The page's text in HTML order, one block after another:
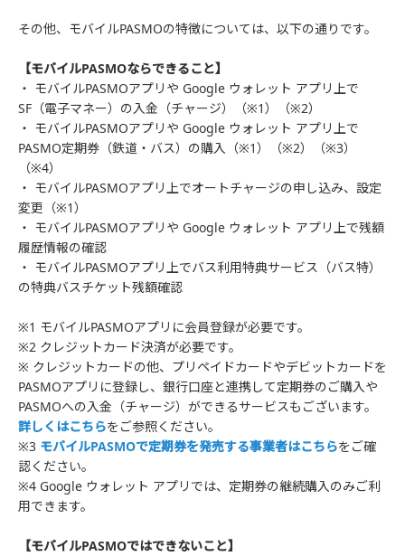
その他、モバイルPASMOの特徴については、以下の通りです。
【モバイルPASMOならできること】
・ モバイルPASMOアプリや Google ウォレット アプリ上で
SF（電子マネー）の入金（チャージ）（※1）（※2）
・ モバイルPASMOアプリや Google ウォレット アプリ上で
PASMO定期券（鉄道・バス）の購入（※1）（※2）（※3）
（※4）
・ モバイルPASMOアプリ上でオートチャージの申し込み、設定
変更（※1）
・ モバイルPASMOアプリや Google ウォレット アプリ上で残額
履歴情報の確認
・ モバイルPASMOアプリ上でバス利用特典サービス（バス特）
の特典バスチケット残額確認
※1 モバイルPASMOアプリに会員登録が必要です。
※2 クレジットカード決済が必要です。
※ クレジットカードの他、プリペイドカードやデビットカードを
PASMOアプリに登録し、銀行口座と連携して定期券のご購入や
PASMOへの入金（チャージ）ができるサービスもございます。
詳しくはこちらをご参照ください。
※3 モバイルPASMOで定期券を発売する事業者はこちらをご確
認ください。
※4 Google ウォレット アプリでは、定期券の継続購入のみご利
用できます。
【モバイルPASMOではできないこと】